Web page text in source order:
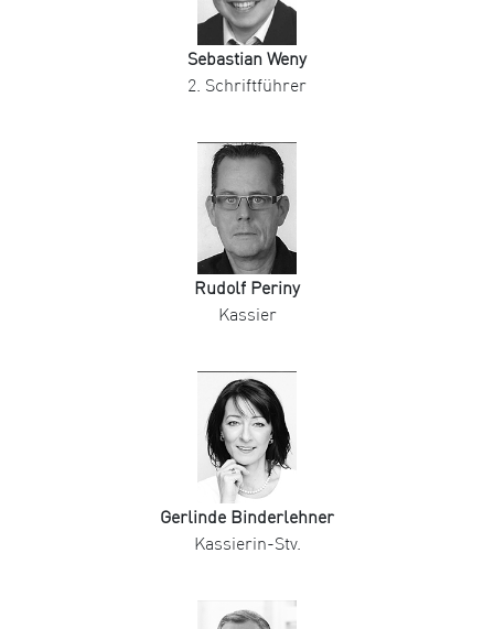
Sebastian Weny
2. Schriftführer
Rudolf Periny
Kassier
Gerlinde Binderlehner
Kassierin-Stv.